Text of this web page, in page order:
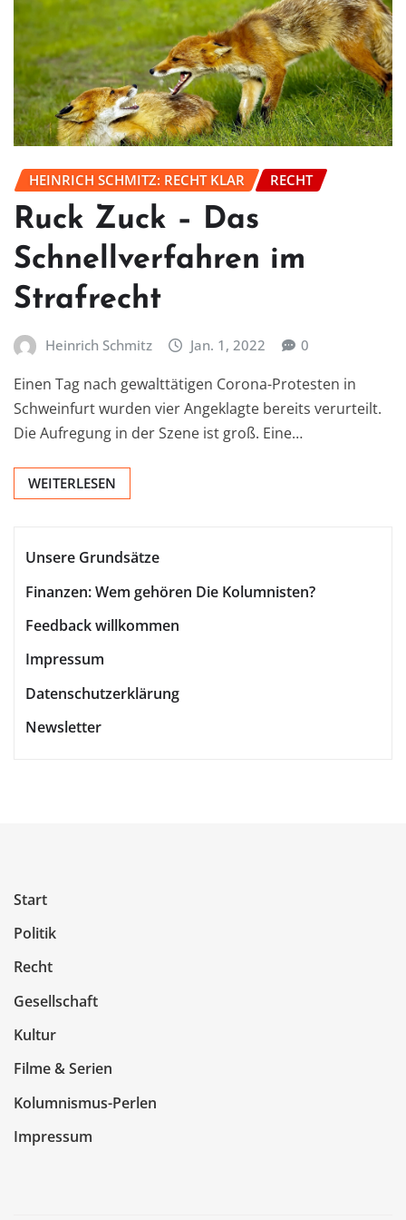
HEINRICH SCHMITZ: RECHT KLAR RECHT
Ruck Zuck – Das
Schnellverfahren im
Strafrecht
Heinrich Schmitz Jan. 1, 2022 0
Einen Tag nach gewalttätigen Corona-Protesten in
Schweinfurt wurden vier Angeklagte bereits verurteilt.
Die Aufregung in der Szene ist groß. Eine…
WEITERLESEN
Unsere Grundsätze
Finanzen: Wem gehören Die Kolumnisten?
Feedback willkommen
Impressum
Datenschutzerklärung
Newsletter
Start
Politik
Recht
Gesellschaft
Kultur
Filme & Serien
Kolumnismus-Perlen
Impressum